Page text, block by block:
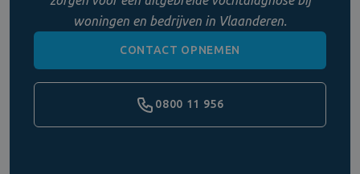
woningen en bedrijven in Vlaanderen.
CONTACT OPNEMEN
0800 11 956